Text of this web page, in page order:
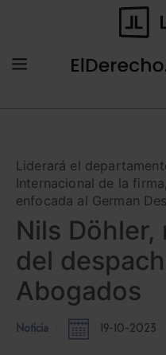
Liderará el
Internacional de la
enfocada al German
Nils Döhler,
del
Abogados
Noticia 19-10-2023